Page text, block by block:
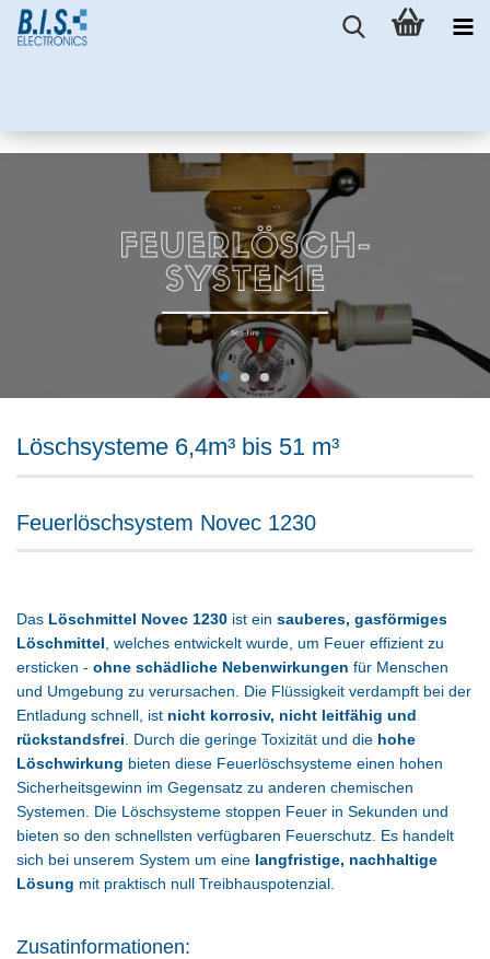
Löschsysteme 6,4m³ bis 51 m³
Feuerlöschsystem Novec 1230
Das Löschmittel Novec 1230 ist ein sauberes, gasförmiges
Löschmittel , welches entwickelt wurde, um Feuer effizient zu
ersticken - ohne schädliche Nebenwirkungen für Menschen
und Umgebung zu verursachen. Die Flüssigkeit verdampft bei der
Entladung schnell, ist nicht korrosiv, nicht leitfähig und
rückstandsfrei . Durch die geringe Toxizität und die hohe
Löschwirkung bieten diese Feuerlöschsysteme einen hohen
Sicherheitsgewinn im Gegensatz zu anderen chemischen
Systemen. Die Löschsysteme stoppen Feuer in Sekunden und
bieten so den schnellsten verfügbaren Feuerschutz. Es handelt
sich bei unserem System um eine langfristige, nachhaltige
Lösung mit praktisch null Treibhauspotenzial.
Zusatinformationen: